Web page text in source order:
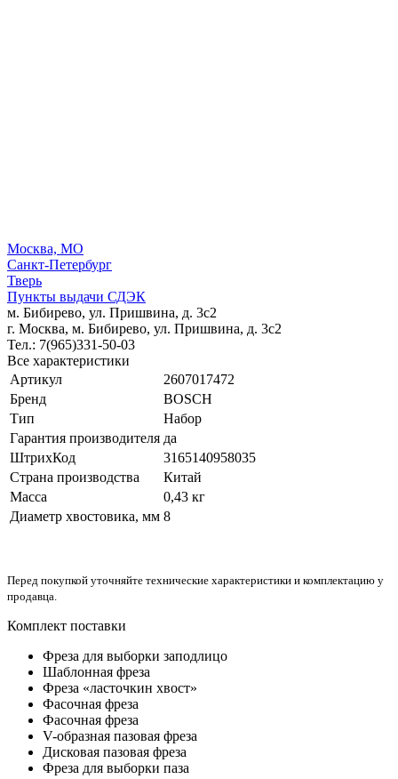
Москва, МО
Санкт-Петербург
Тверь
Пункты выдачи СДЭК
м. Бибирево, ул. Пришвина, д. 3с2
г. Москва, м. Бибирево, ул. Пришвина, д. 3с2
Тел.: 7(965)331-50-03
Все характеристики
Артикул
2607017472
Бренд
BOSCH
Тип
Набор
Гарантия производителя да
ШтрихКод
3165140958035
Страна производства
Китай
Масса
0,43 кг
Диаметр хвостовика, мм 8
Перед покупкой уточняйте технические характеристики и комплектацию у
продавца.
Комплект поставки
Фреза для выборки заподлицо
Шаблонная фреза
Фреза «ласточкин хвост»
Фасочная фреза
Фасочная фреза
V-образная пазовая фреза
Дисковая пазовая фреза
Фреза для выборки паза